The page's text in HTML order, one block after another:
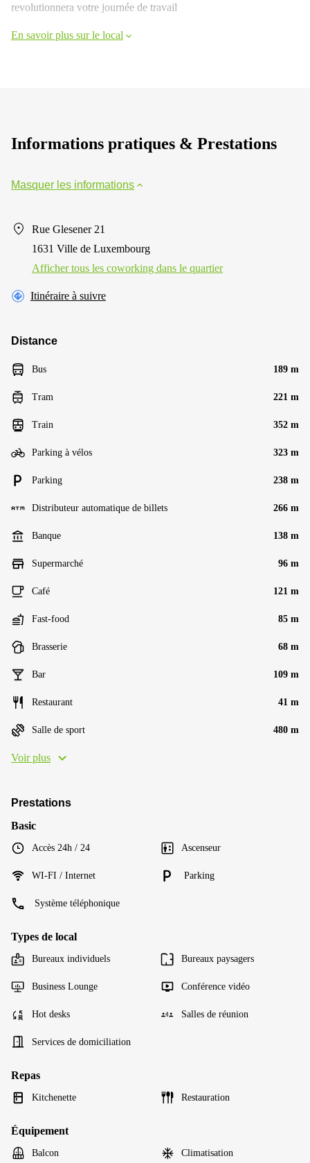
revolutionnera votre journée de travail
En savoir plus sur le local
Informations pratiques & Prestations
Masquer les informations
Rue Glesener 21
1631 Ville de Luxembourg
Afficher tous les сoworking dans le quartier
Itinéraire à suivre
Distance
Bus 189 m
Tram 221 m
Train 352 m
Parking à vélos 323 m
Parking 238 m
Distributeur automatique de billets 266 m
Banque 138 m
Supermarché 96 m
Café 121 m
Fast-food 85 m
Brasserie 68 m
Bar 109 m
Restaurant 41 m
Salle de sport 480 m
Voir plus
Prestations
Basic
Accès 24h / 24 Ascenseur
WI-FI / Internet Parking
Système téléphonique
Types de local
Bureaux individuels Bureaux paysagers
Business Lounge Conférence vidéo
Hot desks Salles de réunion
Services de domiciliation
Repas
Kitchenette Restauration
Équipement
Balcon Climatisation